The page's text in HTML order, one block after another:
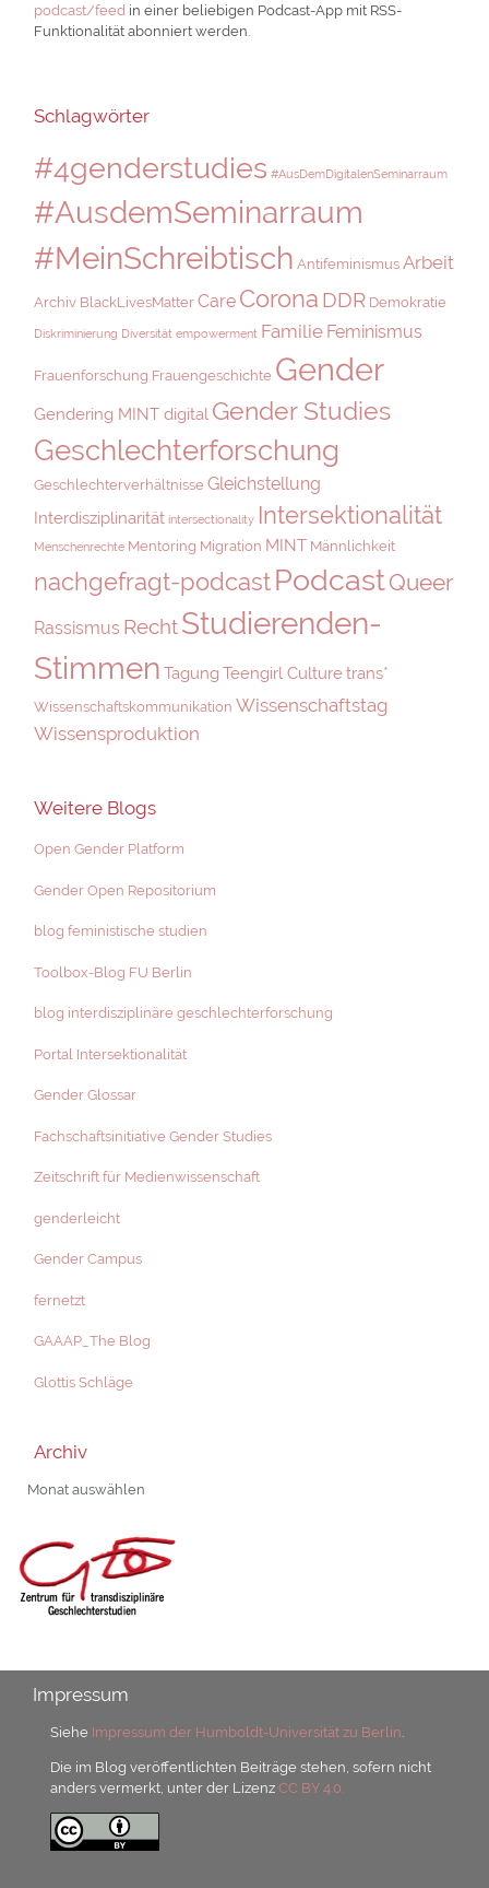
podcast/feed in einer beliebigen Podcast-App mit RSS-
Funktionalität abonniert werden.
Schlagwörter
#4genderstudies #AusDemDigitalenSeminarraum
#AusdemSeminarraum
#MeinSchreibtisch Antifeminismus Arbeit
Archiv BlackLivesMatter Care Corona DDR Demokratie
Diskriminierung Diversität empowerment Familie Feminismus
Frauenforschung Frauengeschichte Gender
Gendering MINT digital Gender Studies
Geschlechterforschung
Geschlechterverhältnisse Gleichstellung
Interdisziplinarität intersectionality Intersektionalität
Menschenrechte Mentoring Migration MINT Männlichkeit
nachgefragt-podcastPodcastQueer
Rassismus RechtStudierenden-
Stimmen Tagung Teengirl Culturetrans*
Wissenschaftskommunikation Wissenschaftstag
Wissensproduktion
Weitere Blogs
Open Gender Platform
Gender Open Repositorium
blog feministische studien
Toolbox-Blog FU Berlin
blog interdisziplinäre geschlechterforschung
Portal Intersektionalität
Gender Glossar
Fachschaftsinitiative Gender Studies
Zeitschrift für Medienwissenschaft
genderleicht
Gender Campus
fernetzt
GAAAP_The Blog
Glottis Schläge
Archiv
Archiv
Impressum
Siehe Impressum der Humboldt-Universität zu Berlin.
Die im Blog veröffentlichten Beiträge stehen, sofern nicht
anders vermerkt, unter der LizenzCC BY 4.0.